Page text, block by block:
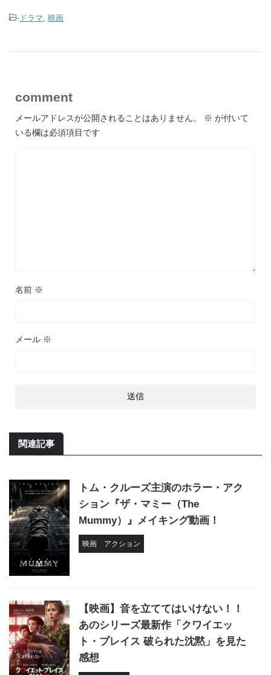
- ドラマ 映画
comment
メールアドレスが公開されることはありません。 ※ が付いて
いる欄は必須項目です
名前 ※
メール ※
関連記事
トム・クルーズ主演のホラー・アク
ション『ザ・マミー（The
Mummy）』メイキング動画！
映画 アクション
【映画】音を立ててはいけない！！
あのシリーズ最新作「クワイエッ
ト・プレイス 破られた沈黙」を見た
感想